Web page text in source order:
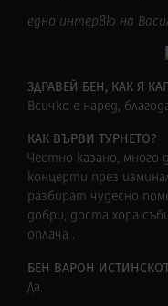
едно интервю на
ЗДРАВЕЙ БЕН, КАК Я
Всичко е наред,
КАК ВЪРВИ ТУРНЕТО?
Честно казано, много
концерти през
разбират чудесно
добри, доста хора
оплача .
БЕН ВАРОН
Да.